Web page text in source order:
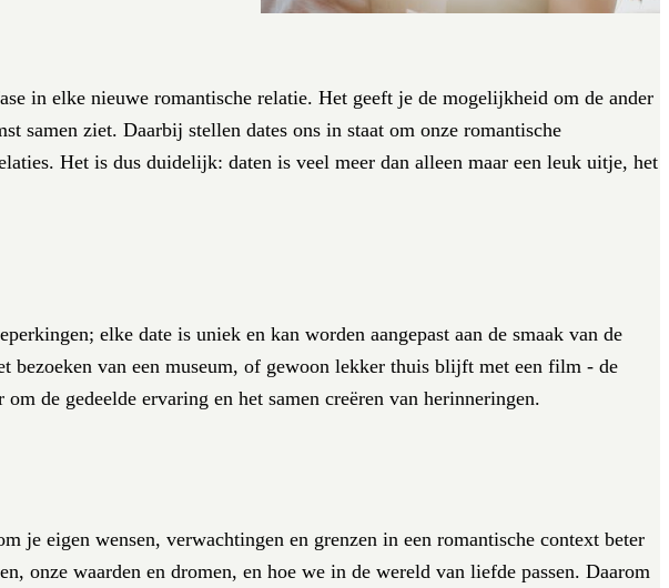
in elke nieuwe romantische relatie. Het geeft je de mogelijkheid om de ander
samen ziet. Daarbij stellen dates ons in staat om onze romantische
Het is dus duidelijk: daten is veel meer dan alleen maar een leuk uitje, het
elke date is uniek en kan worden aangepast aan de smaak van de
bezoeken van een museum, of gewoon lekker thuis blijft met een film - de
de gedeelde ervaring en het samen creëren van herinneringen.
je eigen wensen, verwachtingen en grenzen in een romantische context beter
onze waarden en dromen, en hoe we in de wereld van liefde passen. Daarom